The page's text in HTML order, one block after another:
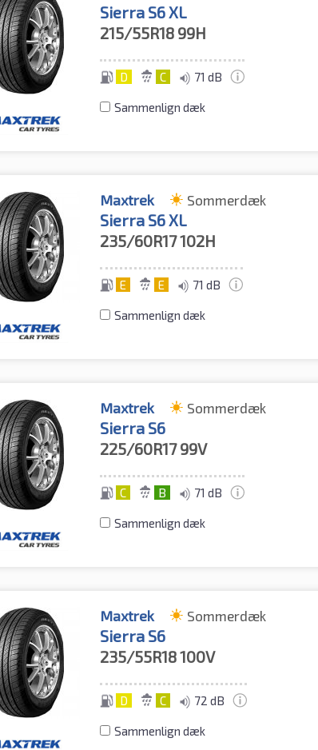
Sierra S6 XL
215/55R18 99H
D C 71 dB
Sammenlign dæk
Maxtrek Sommerdæk
Sierra S6 XL
235/60R17102H
E E 71 dB
Sammenlign dæk
Maxtrek Sommerdæk
Sierra S6
225/60R1799V
C B 71 dB
Sammenlign dæk
Maxtrek Sommerdæk
Sierra S6
235/55R18100V
D C 72 dB
Sammenlign dæk